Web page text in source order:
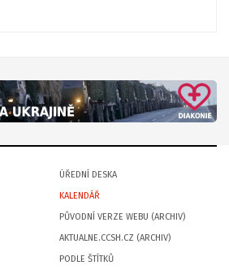
ÚŘEDNÍ DESKA
KALENDÁŘ
PŮVODNÍ VERZE WEBU (ARCHIV)
AKTUALNE.CCSH.CZ (ARCHIV)
PODLE ŠTÍTKŮ